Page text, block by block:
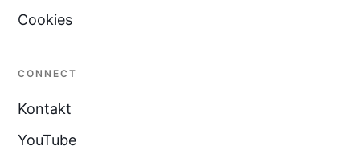
Cookies
CONNECT
Kontakt
YouTube